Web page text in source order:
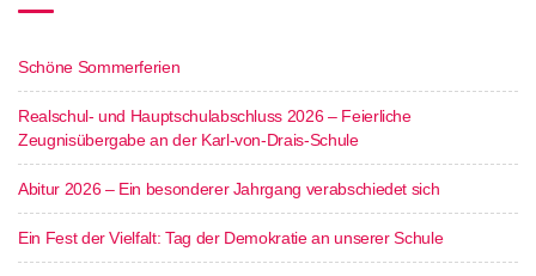
Schöne Sommerferien
Realschul- und Hauptschulabschluss 2026 – Feierliche
Zeugnisübergabe an der Karl-von-Drais-Schule
Abitur 2026 – Ein besonderer Jahrgang verabschiedet sich
Ein Fest der Vielfalt: Tag der Demokratie an unserer Schule